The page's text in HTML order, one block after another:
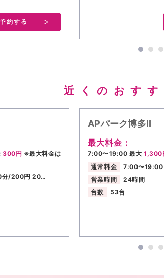
予約する
近くのおす
300円 ※最大料金は
/200円 20…
APパーク博多II
最大料金：
7:00〜19:00 最大 1,300
通常料金
7:00〜19:00
営業時間
24時間
台数
53台